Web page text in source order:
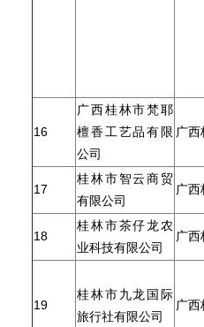
16
广西桂林市梵耶
檀香工艺品有限
公司
广
17
桂林市智云商贸
有限公司
广
18
桂林市茶仔龙农
业科技有限公司
广
19
桂林市九龙国际
旅行社有限公司
广